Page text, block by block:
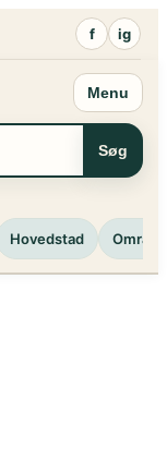
f ig
Menu
Søg
Hovedstad Område